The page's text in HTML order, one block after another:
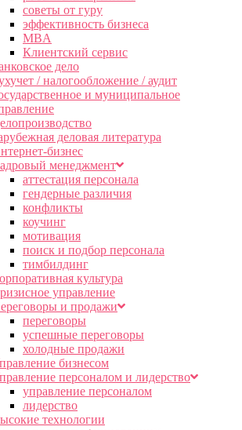
советы от гуру
эффективность бизнеса
MBA
Клиентский сервис
дело
/ налогообложение / аудит
и муниципальное
деловая литература
бизнес
менеджмент
аттестация персонала
гендерные различия
конфликты
коучинг
мотивация
поиск и подбор персонала
тимбилдинг
культура
управление
и продажи
переговоры
успешные переговоры
холодные продажи
бизнесом
персоналом и лидерство
управление персоналом
лидерство
технологии